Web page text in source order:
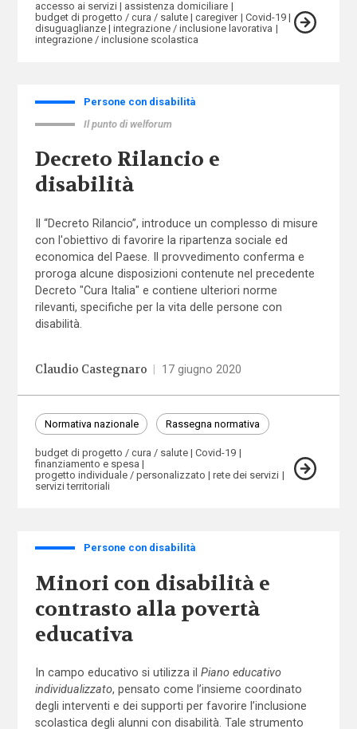
accesso ai servizi
assistenza domiciliare
budget di progetto / cura / salute
caregiver
Covid-19
disuguaglianze
integrazione / inclusione lavorativa
integrazione / inclusione scolastica
Persone con disabilità
Il punto di welforum
Decreto Rilancio e
disabilità
Il “Decreto Rilancio”, introduce un complesso di misure
con l'obiettivo di favorire la ripartenza sociale ed
economica del Paese. Il provvedimento conferma e
proroga alcune disposizioni contenute nel precedente
Decreto "Cura Italia" e contiene ulteriori norme
rilevanti, specifiche per la vita delle persone con
disabilità.
Claudio Castegnaro 17 giugno 2020
Normativa nazionale Rassegna normativa
budget di progetto / cura / salute
Covid-19
finanziamento e spesa
progetto individuale / personalizzato
rete dei servizi
servizi territoriali
Persone con disabilità
Minori con disabilità e
contrasto alla povertà
educativa
In campo educativo si utilizza il Piano educativo
individualizzato, pensato come l’insieme coordinato
degli interventi e dei supporti per favorire l’inclusione
scolastica degli alunni con disabilità. Tale strumento